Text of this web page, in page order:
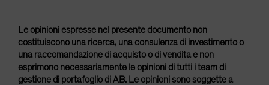
Le opinioni espresse nel presente documento non
costituiscono una ricerca, una consulenza di investimento o
una raccomandazione di acquisto o di vendita e non
esprimono necessariamente le opinioni di tutti i team di
gestione di portafoglio di AB. Le opinioni sono soggette a